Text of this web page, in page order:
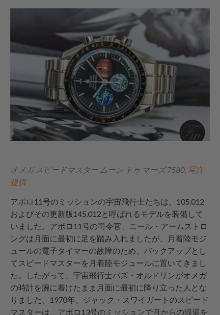
オメガ スピードマスター ムーン トゥ マーズ 7580, 写真
提供
アポロ11号のミッションの宇宙飛行士たちは、105.012
およびその更新版145.012と呼ばれるモデルを装備して
いました。アポロ11号の司令官、ニール・アームストロ
ングは月面に最初に足を踏み入れましたが、月着陸モジ
ュールの電子タイマーの故障のため、バックアップとし
てスピードマスターを月着陸モジュールに置いてきまし
た。したがって、宇宙飛行士バズ・オルドリンがオメガ
の時計を腕に着けたまま月面に最初に降り立った人とな
りました。1970年、ジャック・スワイガートのスピード
マスターは、アポロ13号のミッションで月からの帰還を